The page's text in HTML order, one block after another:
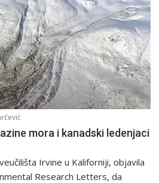
mora i kanadski ledenjaci
Irvine u Kaliforniji, objavila
Research Letters, da